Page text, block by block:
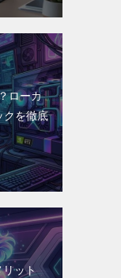
ローカ
クを徹底
ット